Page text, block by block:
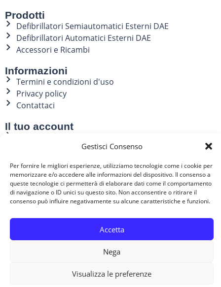
Gestisci Consenso
Per fornire le migliori esperienze, utilizziamo tecnologie come i cookie per
memorizzare e/o accedere alle informazioni del dispositivo. Il consenso a
queste tecnologie ci permetterà di elaborare dati come il comportamento
di navigazione o ID unici su questo sito. Non acconsentire o ritirare il
consenso può influire negativamente su alcune caratteristiche e funzioni.
Accetta
Nega
Visualizza le preferenze
Prodotti
Defibrillatori Semiautomatici Esterni DAE
Defibrillatori Automatici Esterni DAE
Accessori e Ricambi
Informazioni
Termini e condizioni d'uso
Privacy policy
Contattaci
Il tuo account
Storico ordini
Contatti
051 0935879
Copyright ©2021-2025 My AED Shop – All Rights Reserved